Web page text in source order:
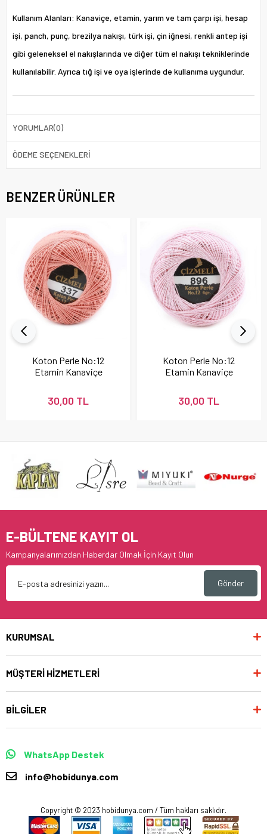
Kullanım Alanları: Kanaviçe, etamin, yarım ve tam çarpı işi, hesap
işi, panch, punç, brezilya nakışı, türk işi, çin iğnesi, renkli antep işi
gibi geleneksel el nakışlarında ve diğer tüm el nakışı tekniklerinde
kullanılabilir. Ayrıca tığ işi ve oya işlerinde de kullanıma uygundur.
YORUMLAR(0)
ÖDEME SEÇENEKLERI
BENZER ÜRÜNLER
Koton Perle No:12
Etamin Kanaviçe
30,00 TL
Koton Perle No:12
Etamin Kanaviçe
30,00 TL
E-BÜLTENE KAYIT OL
Kampanyalarımızdan Haberdar Olmak İçin Kayıt Olun
Gönder
KURUMSAL
MÜŞTERİ HİZMETLERİ
BİLGİLER
WhatsApp Destek
info@hobidunya.com
Copyright © 2023 hobidunya.com / Tüm hakları saklıdır.